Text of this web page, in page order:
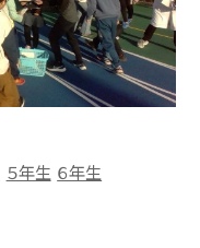
５年生 ６年生